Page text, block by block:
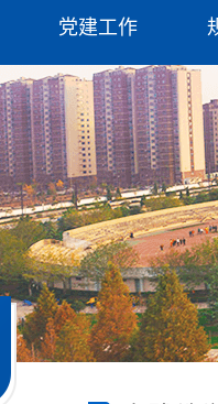
党建工作